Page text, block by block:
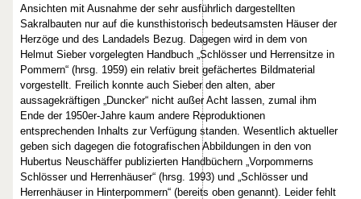
Ansichten mit Ausnahme der sehr ausführlich dargestellten
Sakralbauten nur auf die kunsthistorisch bedeutsamsten Häuser der
Herzöge und des Landadels Bezug. Dagegen wird in dem von
Helmut Sieber vorgelegten Handbuch „Schlösser und Herrensitze in
Pommern“ (hrsg. 1959) ein relativ breit gefächertes Bildmaterial
vorgestellt. Freilich konnte auch Sieber den alten, aber
aussagekräftigen „Duncker“ nicht außer Acht lassen, zumal ihm
Ende der 1950er-Jahre kaum andere Reproduktionen
entsprechenden Inhalts zur Verfügung standen. Wesentlich aktueller
geben sich dagegen die fotografischen Abbildungen in den von
Hubertus Neuschäffer publizierten Handbüchern „Vorpommerns
Schlösser und Herrenhäuser“ (hrsg. 1993) und „Schlösser und
Herrenhäuser in Hinterpommern“ (bereits oben genannt). Leider fehlt